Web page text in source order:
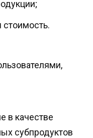
стоимость.
в качестве
субпродуктов